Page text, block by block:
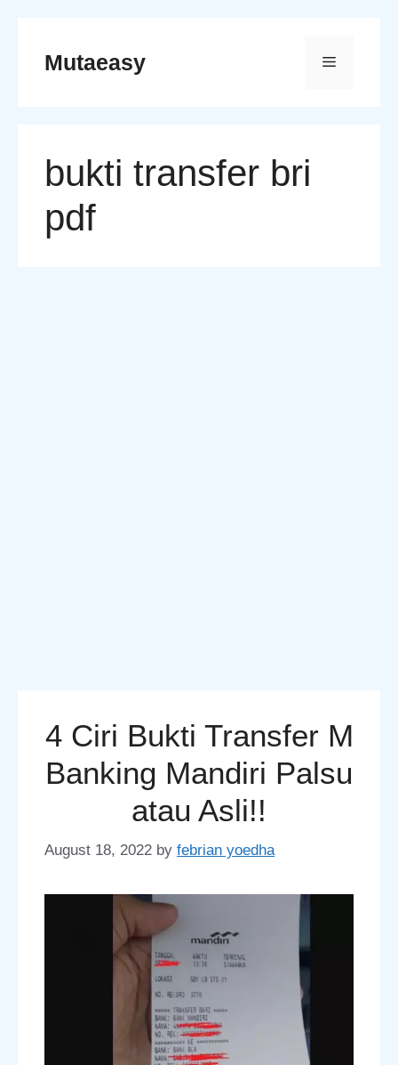
contentMutaeasy Menu
bukti transfer bri
pdf
4 Ciri Bukti Transfer M
Banking Mandiri Palsu
atau Asli!!
August 18, 2022 by febrian yoedha